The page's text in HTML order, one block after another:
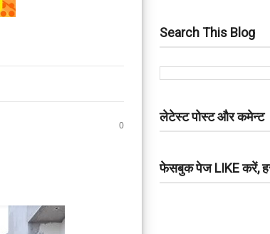
0
Search This Blog
लेटेस्ट पोस्ट और कमेन्ट
फेसबुक पेज LIKE करें,